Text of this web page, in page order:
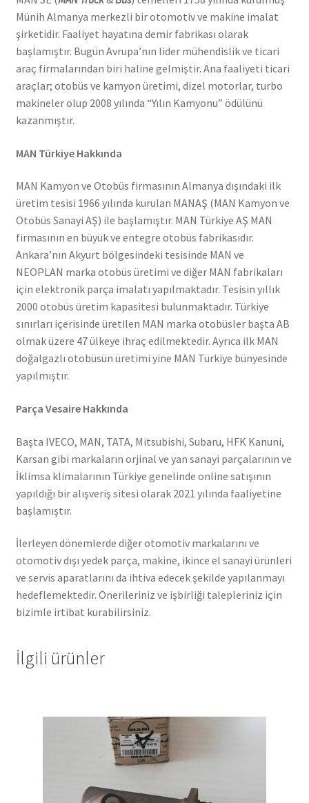
Münih Almanya merkezli bir otomotiv ve makine imalat
şirketidir. Faaliyet hayatına demir fabrikası olarak
başlamıştır. Bugün Avrupa’nın lider mühendislik ve ticari
araç firmalarından biri haline gelmiştir. Ana faaliyeti ticari
araçlar; otobüs ve kamyon üretimi, dizel motorlar, turbo
makineler olup 2008 yılında “Yılın Kamyonu” ödülünü
kazanmıştır.
MAN Türkiye Hakkında
MAN Kamyon ve Otobüs firmasının Almanya dışındaki ilk
üretim tesisi 1966 yılında kurulan MANAŞ (MAN Kamyon ve
Otobüs Sanayi AŞ) ile başlamıştır. MAN Türkiye AŞ MAN
firmasının en büyük ve entegre otobüs fabrikasıdır.
Ankara’nın Akyurt bölgesindeki tesisinde MAN ve
NEOPLAN marka otobüs üretimi ve diğer MAN fabrikaları
için elektronik parça imalatı yapılmaktadır. Tesisin yıllık
2000 otobüs üretim kapasitesi bulunmaktadır. Türkiye
sınırları içerisinde üretilen MAN marka otobüsler başta AB
olmak üzere 47 ülkeye ihraç edilmektedir. Ayrıca ilk MAN
doğalgazlı otobüsün üretimi yine MAN Türkiye bünyesinde
yapılmıştır.
Parça Vesaire Hakkında
Başta IVECO, MAN, TATA, Mitsubishi, Subaru, HFK Kanuni,
Karsan gibi markaların orjinal ve yan sanayi parçalarının ve
İklimsa klimalarının Türkiye genelinde online satışının
yapıldığı bir alışveriş sitesi olarak 2021 yılında faaliyetine
başlamıştır.
İlerleyen dönemlerde diğer otomotiv markalarını ve
otomotiv dışı yedek parça, makine, ikince el sanayi ürünleri
ve servis aparatlarını da ihtiva edecek şekilde yapılanmayı
hedeflemektedir. Önerileriniz ve işbirliği talepleriniz için
bizimle irtibat kurabilirsiniz.
İlgili ürünler